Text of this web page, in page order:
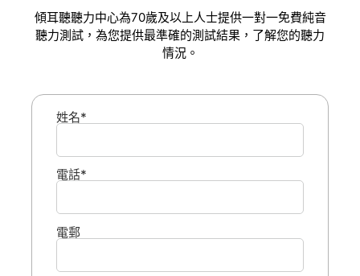
傾耳聽聽力中心為70歲及以上人士提供一對一免費純音
聽力測試，為您提供最準確的測試結果，了解您的聽力
情況。
姓名*
電話*
電郵